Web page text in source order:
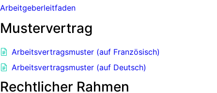
Arbeitgeberleitfaden
Mustervertrag
Arbeitsvertragsmuster (auf Französisch)
Arbeitsvertragsmuster (auf Deutsch)
Rechtlicher Rahmen